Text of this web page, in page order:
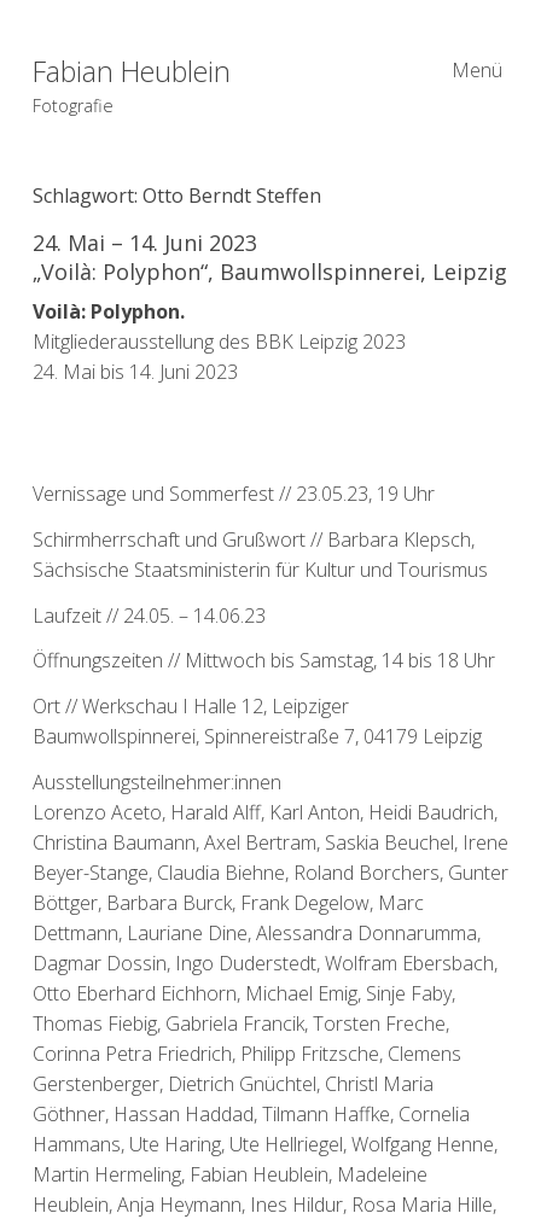
Fabian Heublein
Fotografie
Menü
Schlagwort: Otto Berndt Steffen
24. Mai – 14. Juni 2023
„Voilà: Polyphon“, Baumwollspinnerei, Leipzig
Voilà: Polyphon.
Mitgliederausstellung des BBK Leipzig 2023
24. Mai bis 14. Juni 2023
Vernissage und Sommerfest // 23.05.23, 19 Uhr
Schirmherrschaft und Grußwort // Barbara Klepsch,
Sächsische Staatsministerin für Kultur und Tourismus
Laufzeit // 24.05. – 14.06.23
Öffnungszeiten // Mittwoch bis Samstag, 14 bis 18 Uhr
Ort // Werkschau I Halle 12, Leipziger
Baumwollspinnerei, Spinnereistraße 7, 04179 Leipzig
Ausstellungsteilnehmer:innen
Lorenzo Aceto, Harald Alff, Karl Anton, Heidi Baudrich,
Christina Baumann, Axel Bertram, Saskia Beuchel, Irene
Beyer-Stange, Claudia Biehne, Roland Borchers, Gunter
Böttger, Barbara Burck, Frank Degelow, Marc
Dettmann, Lauriane Dine, Alessandra Donnarumma,
Dagmar Dossin, Ingo Duderstedt, Wolfram Ebersbach,
Otto Eberhard Eichhorn, Michael Emig, Sinje Faby,
Thomas Fiebig, Gabriela Francik, Torsten Freche,
Corinna Petra Friedrich, Philipp Fritzsche, Clemens
Gerstenberger, Dietrich Gnüchtel, Christl Maria
Göthner, Hassan Haddad, Tilmann Haffke, Cornelia
Hammans, Ute Haring, Ute Hellriegel, Wolfgang Henne,
Martin Hermeling, Fabian Heublein, Madeleine
Heublein, Anja Heymann, Ines Hildur, Rosa Maria Hille,